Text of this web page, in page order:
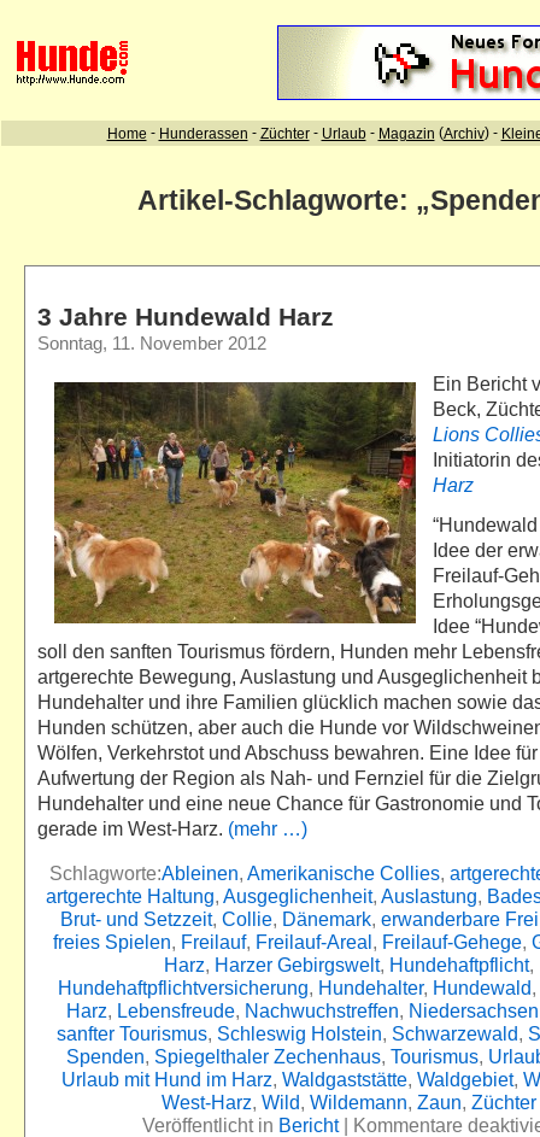
Artikel-Schlagworte:
3 Jahre Hundewald Harz
Sonntag, 11. November 2012
Ein Bericht
Beck,
Lions
Initiatorin
Harz
Idee der
Freilauf-
Idee
soll den sanften Tourismus fördern, Hunden mehr
artgerechte Bewegung, Auslastung und Ausgeglichenheit
Hundehalter und ihre Familien glücklich machen sowie
Hunden schützen, aber auch die Hunde vor
Wölfen, Verkehrstot und Abschuss bewahren. Eine Idee
Aufwertung der Region als Nah- und Fernziel für die
Hundehalter und eine neue Chance für Gastronomie und
gerade im West-Harz. (mehr …)
Schlagworte:Ableinen, Amerikanische Collies,
artgerechte Haltung, Ausgeglichenheit, Auslastung,
Brut- und Setzzeit, Collie, Dänemark, erwanderbare
freies Spielen, Freilauf, Freilauf-Areal, Freilauf-Gehege,
Harz, Harzer Gebirgswelt, Hundehaftpflicht,
Hundehaftpflichtversicherung, Hundehalter, Hundewald,
Harz, Lebensfreude, Nachwuchstreffen, Niedersachsen
sanfter Tourismus, Schleswig Holstein, Schwarzewald,
Spenden, Spiegelthaler Zechenhaus, Tourismus,
Urlaub mit Hund im Harz, Waldgaststätte, Waldgebiet,
West-Harz, Wild, Wildemann, Zaun, Züchter
Veröffentlicht in Bericht| Kommentare